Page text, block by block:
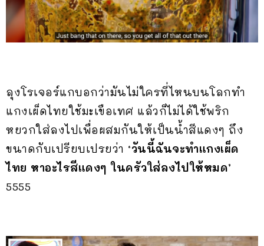
ลุงโรเจอร์แกบอกว่ามันไม่ใครที่ไหนบนโลกทำ
แกงเผ็ดไทยใช้มะเขือเทศ แล้วก็ไม่ได้ใช้พริก
หยวกใส่ลงไปเพื่อผสมกันให้เป็นน้ำสีแดงๆ ถึง
ขนาดกับเปรียบเปรยว่า ‘วันนี้ฉันจะทำแกงเผ็ด
ไทย หาอะไรสีแดงๆ ในครัวใส่ลงไปให้หมด’
5555